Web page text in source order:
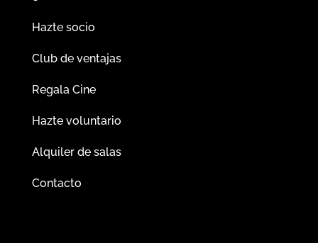
Hazte socio
Club de ventajas
Regala Cine
Hazte voluntario
Alquiler de salas
Contacto